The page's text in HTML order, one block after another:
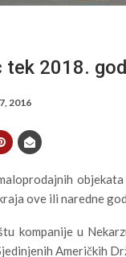
tek 2018.
2016
ove ili naredne
kompanije u
Američkih